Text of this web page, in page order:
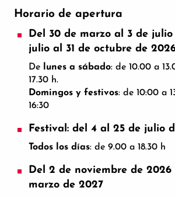
Horario de apertura
Del 30 de marzo al 3 de
julio al 31 de octubre de
De lunes a sábado: de 10.00 a
17.30 h.
Domingos y festivos: de 10:00 a
16:30
Festival: del 4 al 25 de julio
Todos los días: de 9.00 a 18.30 h
Del 2 de noviembre de
marzo de 2027